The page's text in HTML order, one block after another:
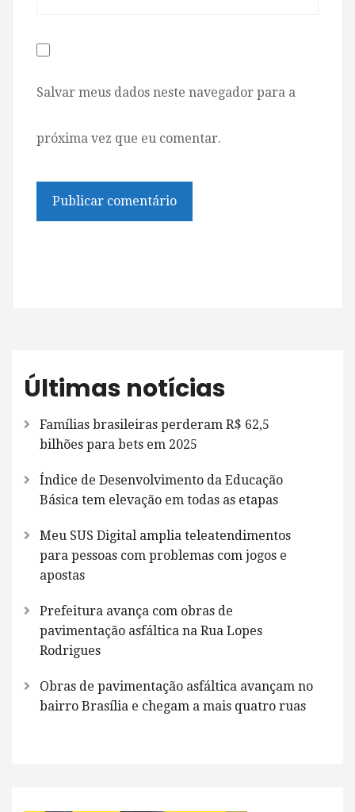
Salvar meus dados neste navegador para a
próxima vez que eu comentar.
Últimas notícias
Famílias brasileiras perderam R$ 62,5
bilhões para bets em 2025
Índice de Desenvolvimento da Educação
Básica tem elevação em todas as etapas
Meu SUS Digital amplia teleatendimentos
para pessoas com problemas com jogos e
apostas
Prefeitura avança com obras de
pavimentação asfáltica na Rua Lopes
Rodrigues
Obras de pavimentação asfáltica avançam no
bairro Brasília e chegam a mais quatro ruas